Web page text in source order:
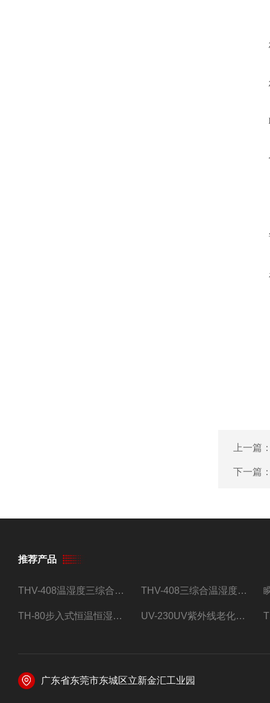
上一篇
下一篇
推荐产品
THV-408温湿度三综合试验箱 THV-408三综合温湿度振动试验箱
TH-80步入式恒温恒湿试验房 UV-230UV紫外线老化试验箱
广东省东莞市东城区立新金汇工业园